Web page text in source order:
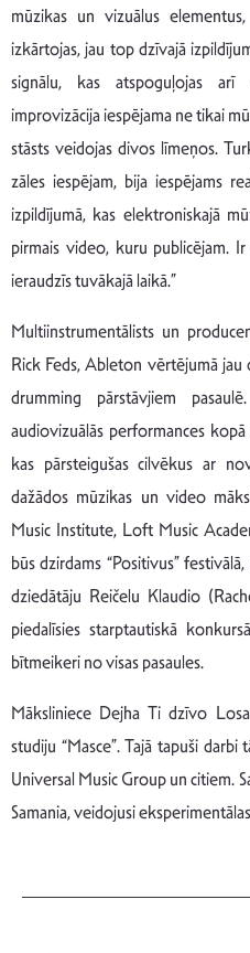
mūzikas un vizuālus
izkārtojas, jau top dzīvajā
signālu, kas atspoguļojas arī
improvizācija iespējama ne tikai
stāsts veidojas divos līmeņos.
zāles iespējam, bija iespējams
izpildījumā, kas elektroniskajā
pirmais video, kuru publicējam.
ieraudzīs tuvākajā laikā.”
Multiinstrumentālists un
Rick Feds, Ableton vērtējumā
drumming pārstāvjiem
audiovizuālās performances
kas pārsteigušas cilvēkus ar
dažādos mūzikas un video
Music Institute, Loft Music
būs dzirdams “Positivus”
dziedātāju Reičelu Klaudio
piedalīsies starptautiskā
bītmeikeri no visas pasaules.
Māksliniece Dejha Ti dzīvo
studiju “Masce”. Tajā tapuši
Universal Music Group un citiem.
Samania, veidojusi